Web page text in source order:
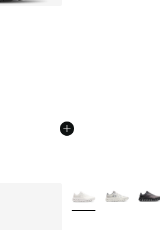
Plus de couleurs